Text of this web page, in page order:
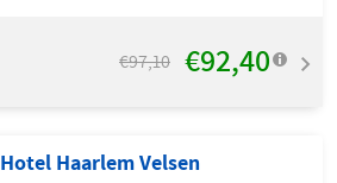
€97,10 €92,40
Hotel Haarlem Velsen